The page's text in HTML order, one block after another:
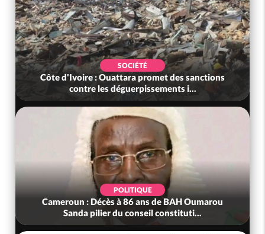
SOCIÉTÉ
Côte d'Ivoire : Ouattara promet des sanctions
contre les déguerpissements i...
POLITIQUE
Cameroun : Décès à 86 ans de BAH Oumarou
Sanda pilier du conseil constituti...